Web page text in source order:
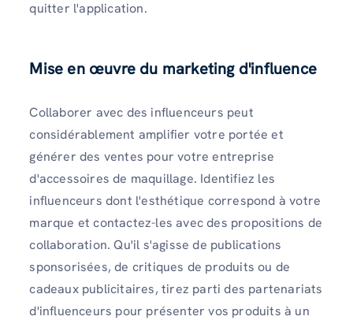
quitter l'application.
Mise en œuvre du marketing d'influence
Collaborer avec des influenceurs peut
considérablement amplifier votre portée et
générer des ventes pour votre entreprise
d'accessoires de maquillage. Identifiez les
influenceurs dont l'esthétique correspond à votre
marque et contactez-les avec des propositions de
collaboration. Qu'il s'agisse de publications
sponsorisées, de critiques de produits ou de
cadeaux publicitaires, tirez parti des partenariats
d'influenceurs pour présenter vos produits à un